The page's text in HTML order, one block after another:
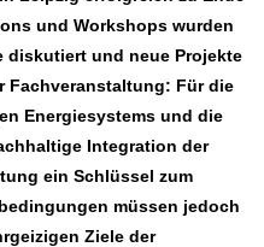
und Workshops wurden
und neue Projekte
Fachveranstaltung: Für die
Energiesystems und die
Integration der
ein Schlüssel zum
müssen jedoch
Ziele der